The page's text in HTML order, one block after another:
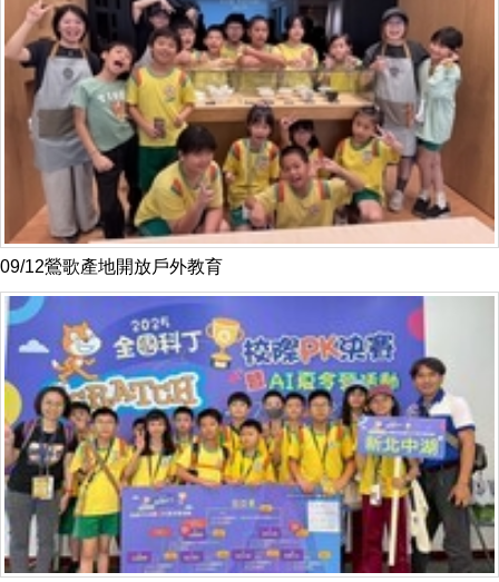
09/12鶯歌產地開放戶外教育